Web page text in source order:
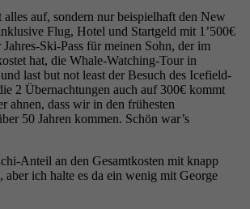
auf, sondern nur beispielhaft den New
Flug, Hotel und Startgeld mit 1’500€
Ski-Pass für meinen Sohn, der im
hat, die Whale-Watching-Tour in
last but not least der Besuch des Icefield-
2 Übernachtungen auch auf 300€ kommt
ahnen, dass wir in den frühesten
50 Jahren kommen. Schön war’s
Anteil an den Gesamtkosten mit knapp
aber ich halte es da ein wenig mit George